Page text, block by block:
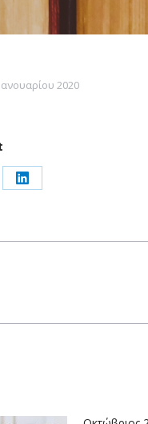
2020
Share
LinkedIn